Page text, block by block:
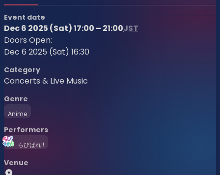
Event date
Dec 6 2025 (Sat) 17:00 – 21:00JST
Doors Open:
Dec 6 2025 (Sat) 16:30
Category
Concerts & Live Music
Genre
Anime
Performers
らびぱれ!!
Venue